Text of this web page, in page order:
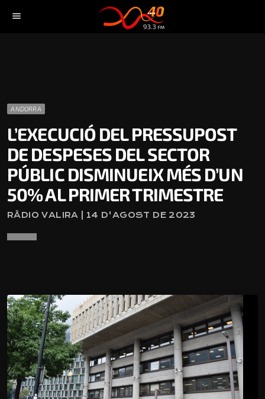
menu
ANDORRA
L’EXECUCIÓ DEL PRESSUPOST
DE DESPESES DEL SECTOR
PÚBLIC DISMINUEIX MÉS D’UN
50% AL PRIMER TRIMESTRE
RÀDIO VALIRA | 14 D'AGOST DE 2023